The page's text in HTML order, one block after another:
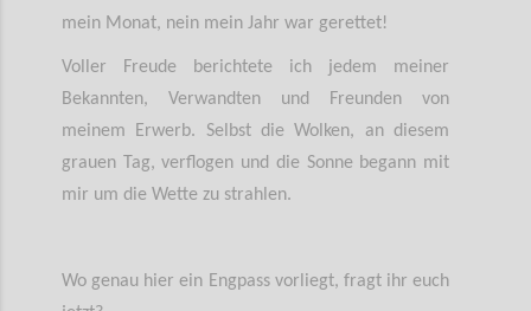
mein Monat, nein mein Jahr war gerettet!
Voller Freude berichtete ich jedem meiner
Bekannten, Verwandten und Freunden von
meinem Erwerb. Selbst die Wolken, an diesem
grauen Tag, verflogen und die Sonne begann mit
mir um die Wette zu strahlen.
Wo genau hier ein Engpass vorliegt, fragt ihr euch